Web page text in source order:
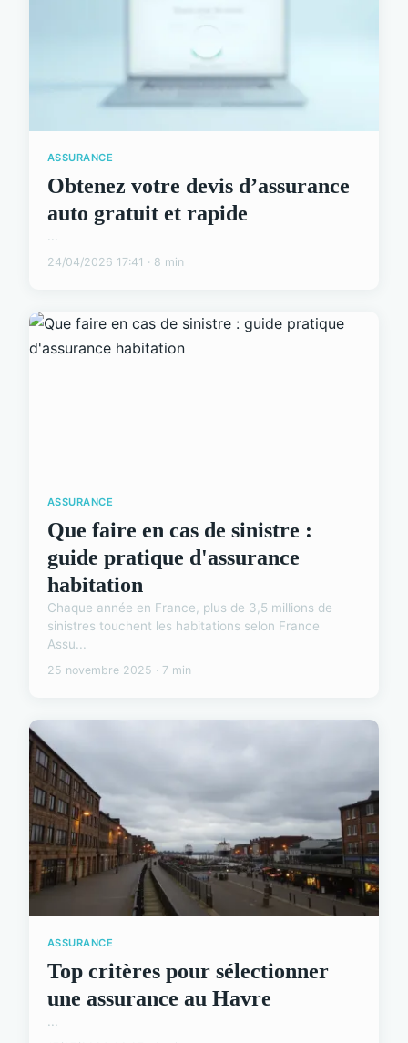
ASSURANCE
Obtenez votre devis d’assurance
auto gratuit et rapide
...
24/04/2026 17:41 · 8 min
ASSURANCE
Que faire en cas de sinistre :
guide pratique d'assurance
habitation
Chaque année en France, plus de 3,5 millions de
sinistres touchent les habitations selon France
Assu...
25 novembre 2025 · 7 min
ASSURANCE
Top critères pour sélectionner
une assurance au Havre
...